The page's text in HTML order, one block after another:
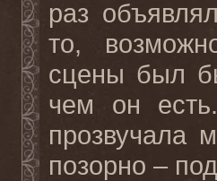
раз
то,
сцены был
чем он
прозвучала
позорно –